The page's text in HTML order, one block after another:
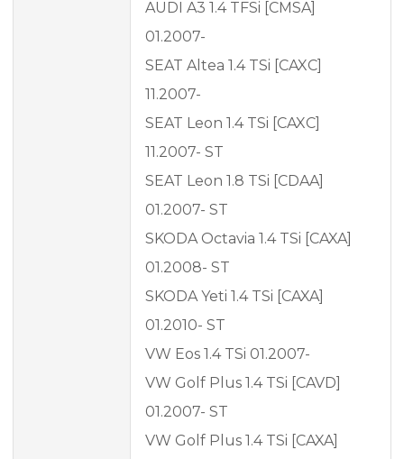
AUDI A3 1.4 TFSi [CMSA]
01.2007-
SEAT Altea 1.4 TSi [CAXC]
11.2007-
SEAT Leon 1.4 TSi [CAXC]
11.2007- ST
SEAT Leon 1.8 TSi [CDAA]
01.2007- ST
SKODA Octavia 1.4 TSi [CAXA]
01.2008- ST
SKODA Yeti 1.4 TSi [CAXA]
01.2010- ST
VW Eos 1.4 TSi 01.2007-
VW Golf Plus 1.4 TSi [CAVD]
01.2007- ST
VW Golf Plus 1.4 TSi [CAXA]